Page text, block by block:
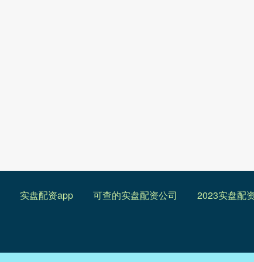
实盘配资app 可查的实盘配资公司 2023实盘配